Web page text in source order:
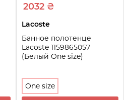
2032 ₴
Lacoste
Банное полотенце
Lacoste 1159865057
(Белый One size)
One size